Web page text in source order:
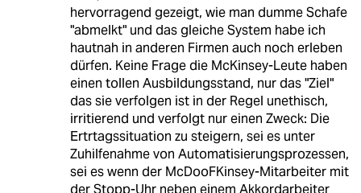
hervorragend gezeigt, wie man dumme Schafe
"abmelkt" und das gleiche System habe ich
hautnah in anderen Firmen auch noch erleben
dürfen. Keine Frage die McKinsey-Leute haben
einen tollen Ausbildungsstand, nur das "Ziel"
das sie verfolgen ist in der Regel unethisch,
irritierend und verfolgt nur einen Zweck: Die
Ertrtagssituation zu steigern, sei es unter
Zuhilfenahme von Automatisierungsprozessen,
sei es wenn der McDooFKinsey-Mitarbeiter mit
der Stopp-Uhr neben einem Akkordarbeiter